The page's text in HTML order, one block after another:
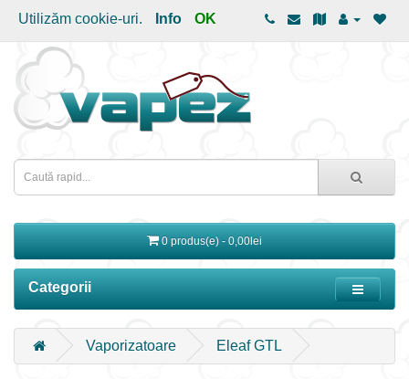
Utilizăm cookie-uri. Info OK
0 produs(e) - 0,00lei
Categorii
Vaporizatoare Eleaf GTL